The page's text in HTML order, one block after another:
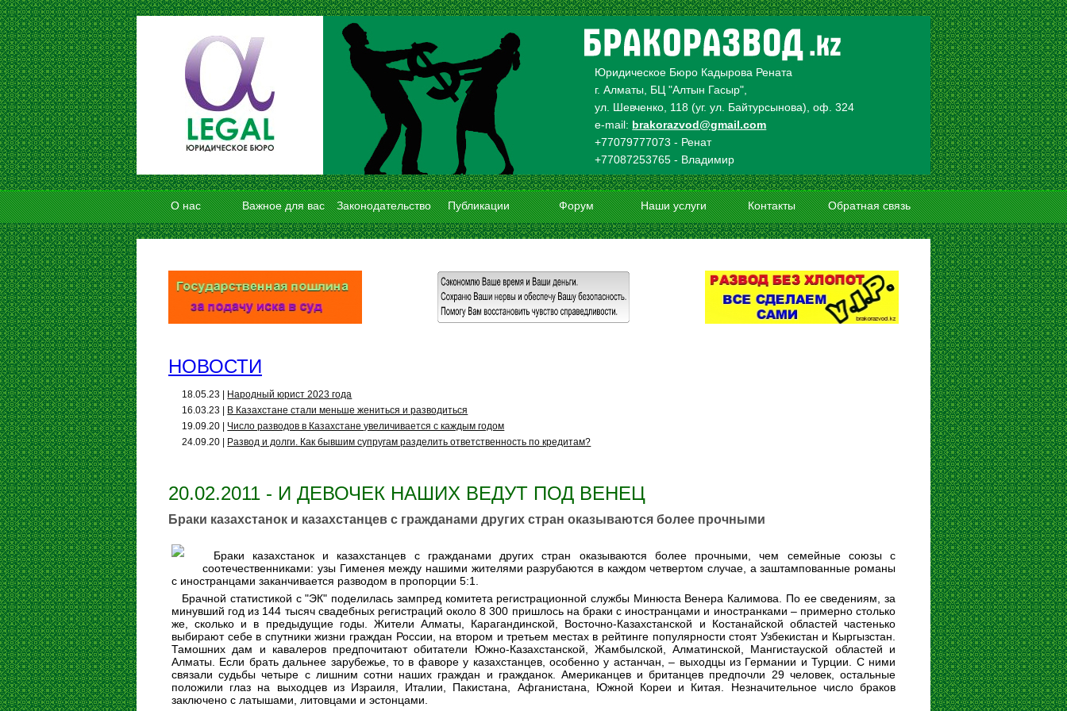
Юридическое Бюро Кадырова Рената
г. Алматы, БЦ "Алтын Гасыр",
ул. Шевченко, 118 (уг. ул. Байтурсынова), оф. 324
e-mail: brakorazvod@gmail.com
+77079777073 - Ренат
+77087253765 - Владимир
О нас Важное для вас Законодательство Публикации Форум Наши услуги Контакты Обратная связь
НОВОСТИ
18.05.23 |
Народный юрист 2023 года
16.03.23 |
В Казахстане стали меньше жениться и разводиться
19.09.20 | Число разводов в Казахстане увеличивается с каждым годом
24.09.20 |
Развод и долги. Как бывшим супругам разделить ответственность по кредитам?
20.02.2011 - И ДЕВОЧЕК НАШИХ ВЕДУТ ПОД ВЕНЕЦ
Браки казахстанок и казахстанцев с гражданами других стран оказываются более прочными
Браки казахстанок и казахстанцев с гражданами других стран оказываются более прочными, чем семейные союзы с
соотечественниками: узы Гименея между нашими жителями разрубаются в каждом четвертом случае, а заштампованные романы
с иностранцами заканчивается разводом в пропорции 5:1.
Брачной статистикой с "ЭК" поделилась зампред комитета регистрационной службы Минюста Венера Калимова. По ее сведениям, за
минувший год из 144 тысяч свадебных регистраций около 8 300 пришлось на браки с иностранцами и иностранками – примерно столько
же, сколько и в предыдущие годы. Жители Алматы, Карагандинской, Восточно-Казахстанской и Костанайской областей частенько
выбирают себе в спутники жизни граждан России, на втором и третьем местах в рейтинге популярности стоят Узбекистан и Кыргызстан.
Тамошних дам и кавалеров предпочитают обитатели Южно-Казахстанской, Жамбылской, Алматинской, Мангистауской областей и
Алматы. Если брать дальнее зарубежье, то в фаворе у казахстанцев, особенно у астанчан, – выходцы из Германии и Турции. С ними
связали судьбы четыре с лишним сотни наших граждан и гражданок. Американцев и британцев предпочли 29 человек, остальные
положили глаз на выходцев из Израиля, Италии, Пакистана, Афганистана, Южной Кореи и Китая. Незначительное число браков
заключено с латышами, литовцами и эстонцами.